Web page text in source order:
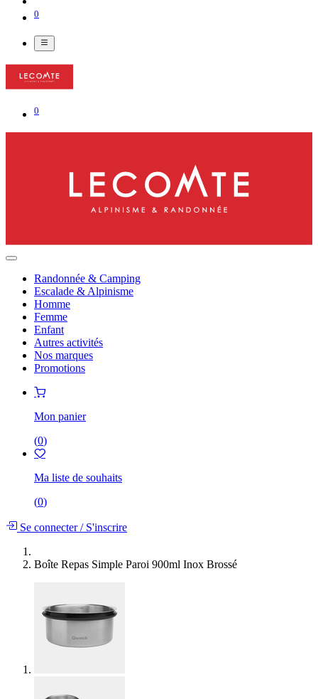
0
0
Randonnée & Camping
Escalade & Alpinisme
Homme
Femme
Enfant
Autres activités
Nos marques
Promotions
Mon panier
(0)
Ma liste de souhaits
(0)
Se connecter/S'inscrire
Boîte Repas Simple Paroi 900ml Inox Brossé